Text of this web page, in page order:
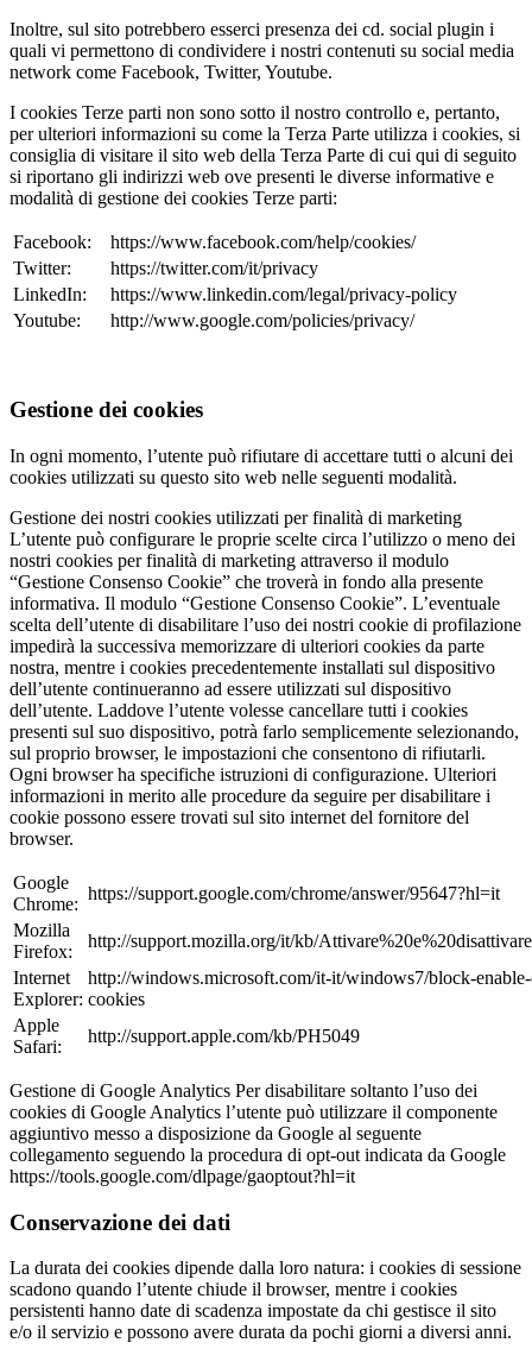
Inoltre, sul sito potrebbero esserci presenza dei cd. social plugin i
quali vi permettono di condividere i nostri contenuti su social media
network come Facebook, Twitter, Youtube.
I cookies Terze parti non sono sotto il nostro controllo e, pertanto,
per ulteriori informazioni su come la Terza Parte utilizza i cookies, si
consiglia di visitare il sito web della Terza Parte di cui qui di seguito
si riportano gli indirizzi web ove presenti le diverse informative e
modalità di gestione dei cookies Terze parti:
Facebook:
https://www.facebook.com/help/cookies/
Twitter:
https://twitter.com/it/privacy
LinkedIn:
https://www.linkedin.com/legal/privacy-policy
Youtube:
http://www.google.com/policies/privacy/
Gestione dei cookies
In ogni momento, l’utente può rifiutare di accettare tutti o alcuni dei
cookies utilizzati su questo sito web nelle seguenti modalità.
Gestione dei nostri cookies utilizzati per finalità di marketing
L’utente può configurare le proprie scelte circa l’utilizzo o meno dei
nostri cookies per finalità di marketing attraverso il modulo
“Gestione Consenso Cookie” che troverà in fondo alla presente
informativa. Il modulo “Gestione Consenso Cookie”. L’eventuale
scelta dell’utente di disabilitare l’uso dei nostri cookie di profilazione
impedirà la successiva memorizzare di ulteriori cookies da parte
nostra, mentre i cookies precedentemente installati sul dispositivo
dell’utente continueranno ad essere utilizzati sul dispositivo
dell’utente. Laddove l’utente volesse cancellare tutti i cookies
presenti sul suo dispositivo, potrà farlo semplicemente selezionando,
sul proprio browser, le impostazioni che consentono di rifiutarli.
Ogni browser ha specifiche istruzioni di configurazione. Ulteriori
informazioni in merito alle procedure da seguire per disabilitare i
cookie possono essere trovati sul sito internet del fornitore del
browser.
Google
Chrome:
https://support.google.com/chrome/answer/95647?hl=it
Mozilla
Firefox:
http://support.mozilla.org/it/kb/
Internet
Explorer:
http://windows.microsoft.com/it-it/windows7/block-
cookies
Apple
Safari:
http://support.apple.com/kb/PH5049
Gestione di Google Analytics Per disabilitare soltanto l’uso dei
cookies di Google Analytics l’utente può utilizzare il componente
aggiuntivo messo a disposizione da Google al seguente
collegamento seguendo la procedura di opt-out indicata da Google
https://tools.google.com/dlpage/gaoptout?hl=it
Conservazione dei dati
La durata dei cookies dipende dalla loro natura: i cookies di sessione
scadono quando l’utente chiude il browser, mentre i cookies
persistenti hanno date di scadenza impostate da chi gestisce il sito
e/o il servizio e possono avere durata da pochi giorni a diversi anni.